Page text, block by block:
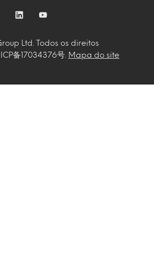
Ltd. Todos os direitos
备17034376号.
Mapa do site